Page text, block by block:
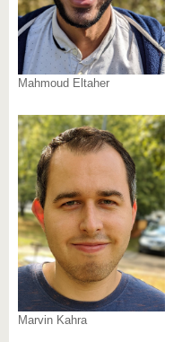
Mahmoud Eltaher
Marvin Kahra